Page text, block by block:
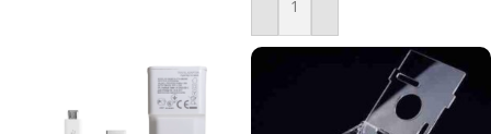
Ajouter Au Panier